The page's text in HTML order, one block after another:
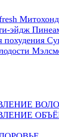
эйдж
похудения